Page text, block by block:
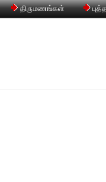
திருமணங்கள்